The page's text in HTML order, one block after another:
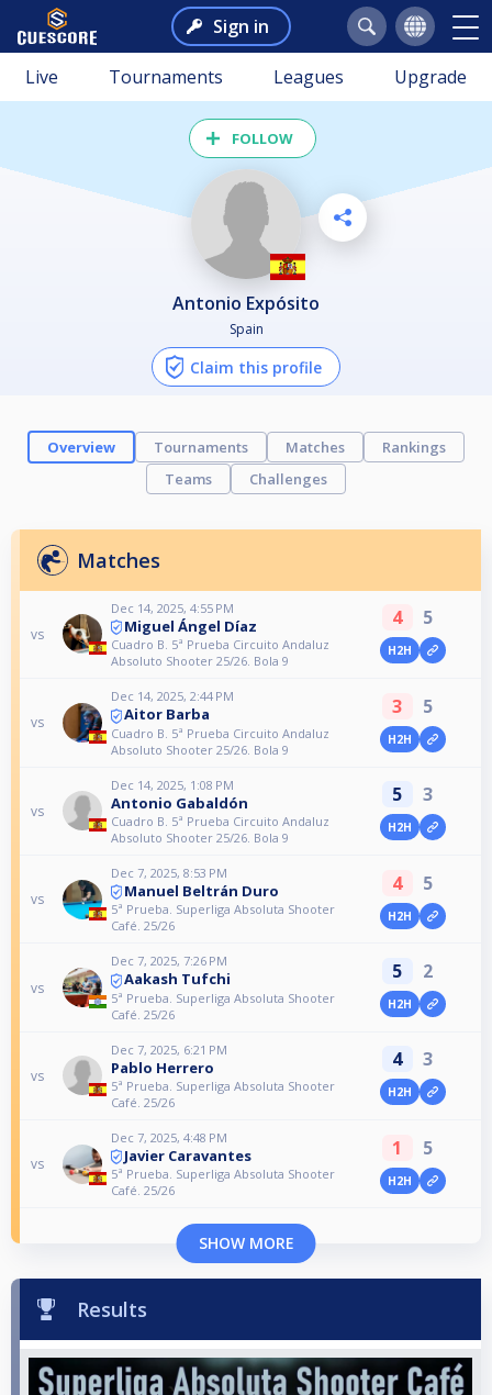
Sign in
Live Tournaments Leagues Upgrade
FOLLOW
Antonio Expósito
Spain
Claim this profile
Overview Tournaments Matches
Rankings
Teams
Challenges
Matches
vs
Dec 14, 2025, 4:55 PM
Miguel Ángel Díaz
Cuadro B. 5ª Prueba Circuito Andaluz
Absoluto Shooter 25/26. Bola 9
4 5
H2H
vs
Dec 14, 2025, 2:44 PM
Aitor Barba
Cuadro B. 5ª Prueba Circuito Andaluz
Absoluto Shooter 25/26. Bola 9
3 5
H2H
vs
Dec 14, 2025, 1:08 PM
Antonio Gabaldón
Cuadro B. 5ª Prueba Circuito Andaluz
Absoluto Shooter 25/26. Bola 9
5 3
H2H
vs
Dec 7, 2025, 8:53 PM
Manuel Beltrán Duro
5ª Prueba. Superliga Absoluta Shooter
Café. 25/26
4 5
H2H
vs
Dec 7, 2025, 7:26 PM
Aakash Tufchi
5ª Prueba. Superliga Absoluta Shooter
Café. 25/26
5 2
H2H
vs
Dec 7, 2025, 6:21 PM
Pablo Herrero
5ª Prueba. Superliga Absoluta Shooter
Café. 25/26
4 3
H2H
vs
Dec 7, 2025, 4:48 PM
Javier Caravantes
5ª Prueba. Superliga Absoluta Shooter
Café. 25/26
1 5
H2H
SHOW MORE
Results